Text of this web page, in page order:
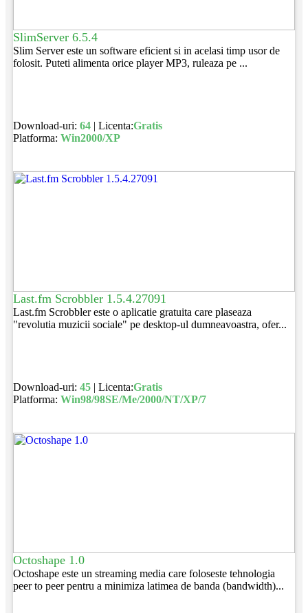
SlimServer 6.5.4
Slim Server este un software eficient si in acelasi timp usor de
folosit. Puteti alimenta orice player MP3, ruleaza pe ...
Download-uri: 64| Licenta:Gratis
Platforma: Win2000/XP
Last.fm Scrobbler 1.5.4.27091
Last.fm Scrobbler este o aplicatie gratuita care plaseaza
"revolutia muzicii sociale" pe desktop-ul dumneavoastra, ofer...
Download-uri: 45| Licenta:Gratis
Platforma: Win98/98SE/Me/2000/NT/XP/7
Octoshape 1.0
Octoshape este un streaming media care foloseste tehnologia
peer to peer pentru a minimiza latimea de banda (bandwidth)...